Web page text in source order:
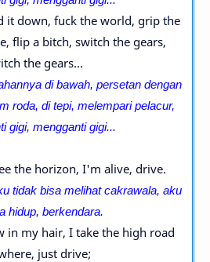
it down, fuck the world, grip the
flip a bitch, switch the gears,
the gears...
di bawah, persetan dengan
roda, di tepi, melempari pelacur,
gigi, mengganti gigi...
the horizon, I'm alive, drive.
tidak bisa melihat cakrawala, aku
hidup, berkendara.
in my hair, I take the high road
just drive;